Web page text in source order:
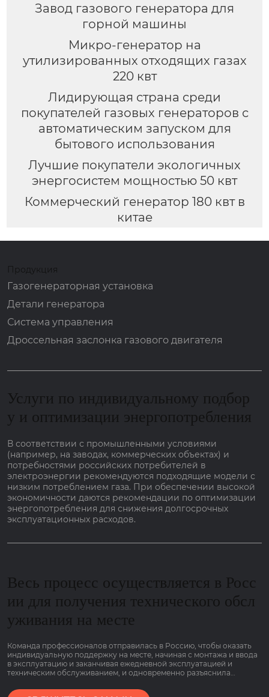
Завод газового генератора для
горной машины
Микро-генератор на
утилизированных отходящих газах
220 квт
Лидирующая страна среди
покупателей газовых генераторов с
автоматическим запуском для
бытового использования
Лучшие покупатели экологичных
энергосистем мощностью 50 квт
Коммерческий генератор 180 квт в
китае
Продукция
Газогенераторная установка
Детали генератора
Система управления
Дроссельная заслонка газового двигателя
Услуги по индивидуальному подбор
у и оптимизации энергопотребления
В соответствии с промышленными условиями
(например, на заводах, коммерческих объектах) и
потребностями российских потребителей в
электроэнергии рекомендуются подходящие модели с
низким потреблением газа. При обеспечении высокой
экономичности даются рекомендации по оптимизации
энергопотребления для снижения долгосрочных
эксплуатационных расходов.
Весь процесс осуществляется в Росс
ии для получения технического обсл
уживания на месте
Команда профессионалов отправилась в Россию, чтобы оказать
индивидуальную поддержку на месте, начиная с монтажа и ввода
в эксплуатацию и заканчивая ежедневной эксплуатацией и
техническим обслуживанием, и одновременно разъяснила
потреблением газа и гарантией сроком на 2 года, чтобы клиенты